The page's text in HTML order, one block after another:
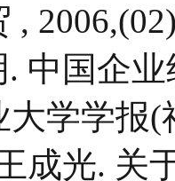
,
中国企
学学报(
成光. 关